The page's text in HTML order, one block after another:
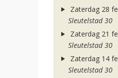
Zaterdag 28
Sleutelstad 30
Zaterdag 21
Sleutelstad 30
Zaterdag 14
Sleutelstad 30